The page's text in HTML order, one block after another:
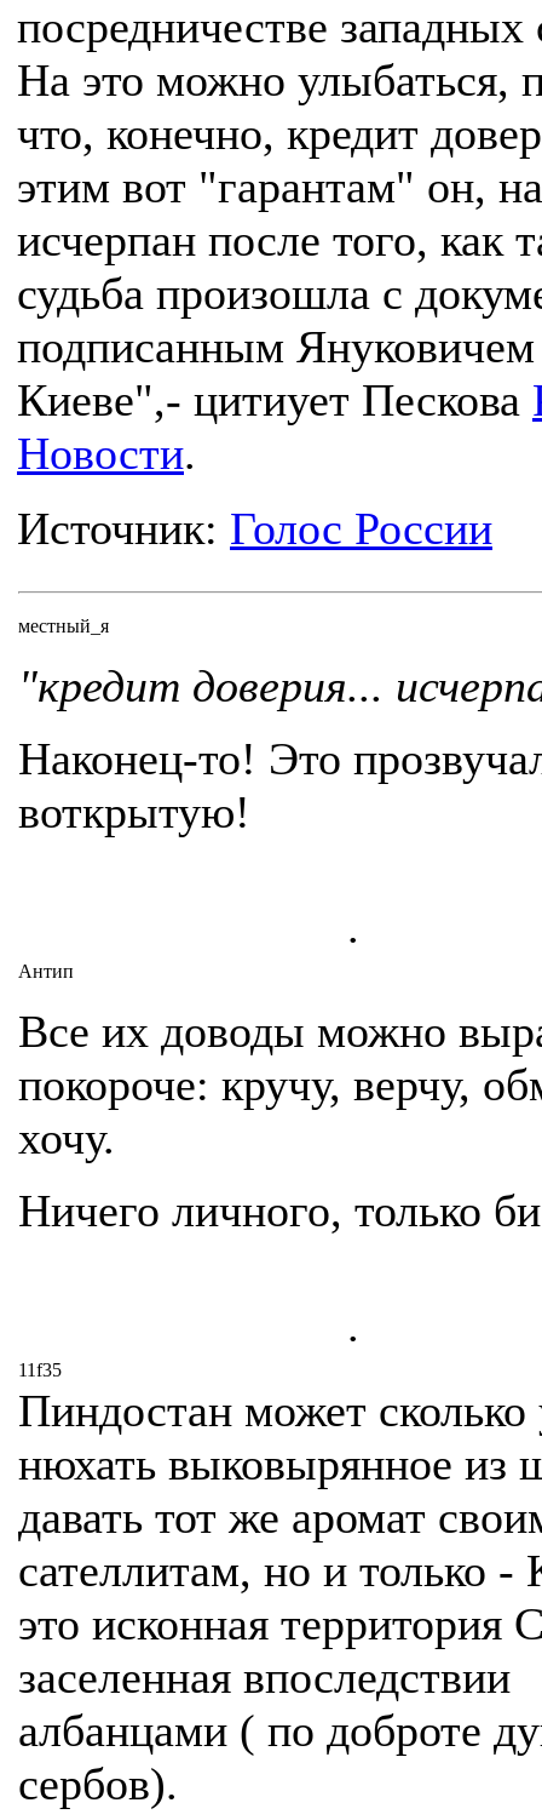
посредничестве западных
На это можно улыбаться,
что, конечно, кредит
этим вот "гарантам" он,
исчерпан после того, как
судьба произошла с
подписанным
Киеве",- цитиует Пескова
Новости.
Источник: Голос России
местный_я
"кредит доверия...
Наконец-то! Это
воткрытую!
.
Антип
Все их доводы можно
покороче: кручу, верчу,
хочу.
Ничего личного, только
.
11f35
Пиндостан может сколько
нюхать выковырянное из
давать тот же аромат
сателлитам, но и только -
это исконная территория
заселенная впоследствии
албанцами ( по доброте
сербов).